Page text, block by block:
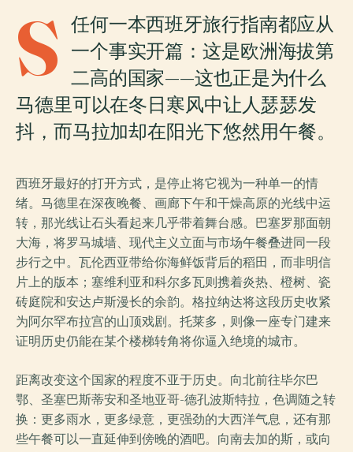
S 任何一本西班牙旅行指南都应从
一个事实开篇：这是欧洲海拔第
二高的国家——这也正是为什么
马德里可以在冬日寒风中让人瑟瑟发
抖，而马拉加却在阳光下悠然用午餐。
西班牙最好的打开方式，是停止将它视为一种单一的情
绪。马德里在深夜晚餐、画廊下午和干燥高原的光线中运
转，那光线让石头看起来几乎带着舞台感。巴塞罗那面朝
大海，将罗马城墙、现代主义立面与市场午餐叠进同一段
步行之中。瓦伦西亚带给你海鲜饭背后的稻田，而非明信
片上的版本；塞维利亚和科尔多瓦则携着炎热、橙树、瓷
砖庭院和安达卢斯漫长的余韵。格拉纳达将这段历史收紧
为阿尔罕布拉宫的山顶戏剧。托莱多，则像一座专门建来
证明历史仍能在某个楼梯转角将你逼入绝境的城市。
距离改变这个国家的程度不亚于历史。向北前往毕尔巴
鄂、圣塞巴斯蒂安和圣地亚哥-德孔波斯特拉，色调随之转
换：更多雨水，更多绿意，更强劲的大西洋气息，还有那
些午餐可以一直延伸到傍晚的酒吧。向南去加的斯，或向